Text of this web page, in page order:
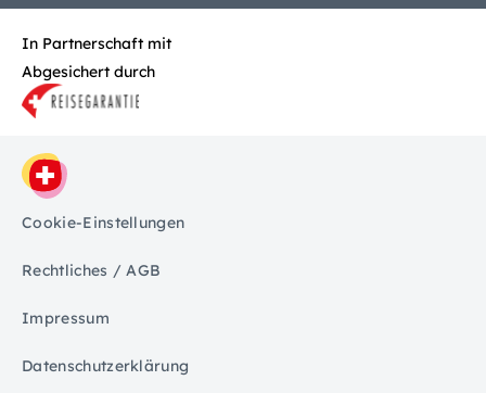
In Partnerschaft mit
Abgesichert durch
Cookie-Einstellungen
Rechtliches / AGB
Impressum
Datenschutzerklärung